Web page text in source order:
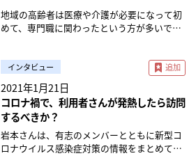
の訪問看護ステーション数は2010年時点で
5,731件だったが、2020年4月時点で11,931件
と、直近10年間で倍増以上となった。 課題は
成長中の業界だからこその問題もある。ひと
つは「人手不足」だ。厚生労働省が2019年に
推計（※5）したところによると、2025年に
日本の看護職員は6〜27万人不足する見込み
で、中でも訪問看護師の不足が懸念されてい
る。 また、日本看護協会の発表（※6）によ
ると、2018年における訪問看護ステーション
の求人倍率は2.91倍で、病院や介護老人福祉
下がります。 訪問看護師の持ち物も清潔に ー
新型コロナ感染症に限らず、普段の感染症対
策で大切にしていることを教えてください。
予防策）は徹底しています。手洗いとか咳エ
チケットですね。 あとは物品の取り扱いです
ね。体温計とか血圧計など、利用者さんごと
に消毒して綺麗にリセットすることを徹底し
ています。 ーこれは見落としがち、というも
のはありますか？ 佐渡本： 在宅ではあまり
問題視されていないのですが、気を付けない
といけないと思うのが、多剤耐性菌です。 多
ており、厚労省も時限措置の延長決定を続け
ています。 厚労省の「オンライン診療の適切
な実施に関する指針の見直しに関する検討
らも、2021年の夏～秋を目指して、時限緩和
を踏まえた新たな恒久制度のとりまとめとガ
イドライン改定の検討が進んでいくものと思
われます。（※3） オンライン化の実態は？
当然この通知直後は、オンライン診療システ
ム「YaDoc」の開発を行っているインテグリ
ティ・ヘルスケにも、混乱する現場から多く
の問い合わせが寄せられ、実際にYaDocの導
均残業時間が10時間未満となりました。 1分
単位の残業代支給 大河原： これはIPOを視野
しい」「しっかり対価として報酬もらいた
い」という気持ちを少しでも体現化したいと
思って作った制度です。 時間有給の制度 大河
原： この制度は特に好評で、お子さんがいら
っしゃる方や勉強したい方、定期的に通院が
必要な方などが1時間単位で利用していま
す。また訪問看護だけでなくもっと広く外部
のことを知りたい、という方がデイサービス
りますので、最新情報をご確認ください。 災
害対策への取り組み 金坂： 現在、発災時に
から地域を支える訪問看護師、ケアマネジャ
ー、介護士だからこそできる災害対策がある
と考えています。 また、こういった地域を支
えるケアスタッフが災害対策に取り組むこと
は、発災後の地域資源を守っていくという視
点でも効果的であると考えます。 一方で、地
域で働くケアスタッフは災害対策を学ぶ機会
地域の高齢者は医療や介護が必要になって初
めて、専門職に関わったという方が多いでし
っしゃいます。 『みま~も』に参加すること
で、参加者ご自身（『みま～もサポータ
ー』）にどんなメリットがあるのか、お伺い
しました。 『みま～もサポーター』のメリ
ット 澤登： 例えば病院に入院して、医療や介
護のサービスが必要となり地域に帰るとしま
す。その方たちに医療や介護のサービスだけ
インタビュー
2021年1月21日
コロナ禍で、利用者さんが発熱したら訪問
するべきか？
岩本さんは、有志のメンバーとともに新型コ
ロナウイルス感染症対策の情報をまとめて、